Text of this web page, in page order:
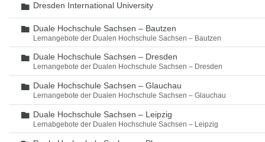
Ordner
Dresden International University
Ordner
Duale Hochschule Sachsen – Bautzen
Lernangebote der Dualen Hochschule Sachsen – Bautzen
Ordner
Duale Hochschule Sachsen – Dresden
Lernangebote der Dualen Hochschule Sachsen – Dresden
Ordner
Duale Hochschule Sachsen – Glauchau
Lernangebote der Dualen Hochschule Sachsen – Glauchau
Ordner
Duale Hochschule Sachsen – Leipzig
Lernabgebote der Dualen Hochschule Sachsen – Leipzig